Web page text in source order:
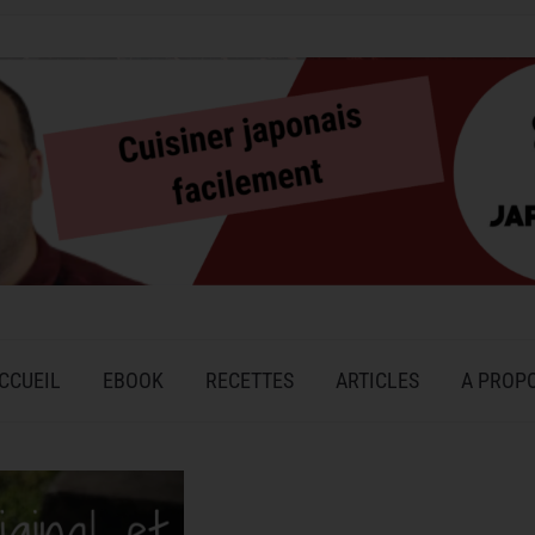
EBOOK RECETTES ARTICLES A